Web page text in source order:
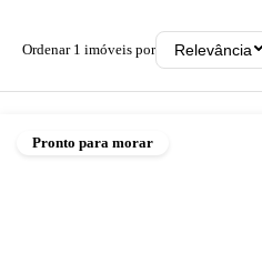
Ordenar 1 imóveis por Relevância
Pronto para morar